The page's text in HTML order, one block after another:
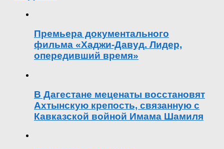
Премьера документального
фильма «Хаджи-Давуд. Лидер,
опередивший время»
В Дагестане меценаты восстановят
Ахтынскую крепость, связанную с
Кавказской войной Имама Шамиля